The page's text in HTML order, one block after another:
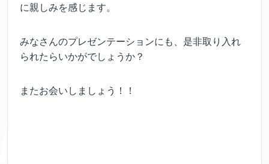
に親しみを感じます。
みなさんのプレゼンテーションにも、是非取り入れ
られたらいかがでしょうか？
またお会いしましょう！！